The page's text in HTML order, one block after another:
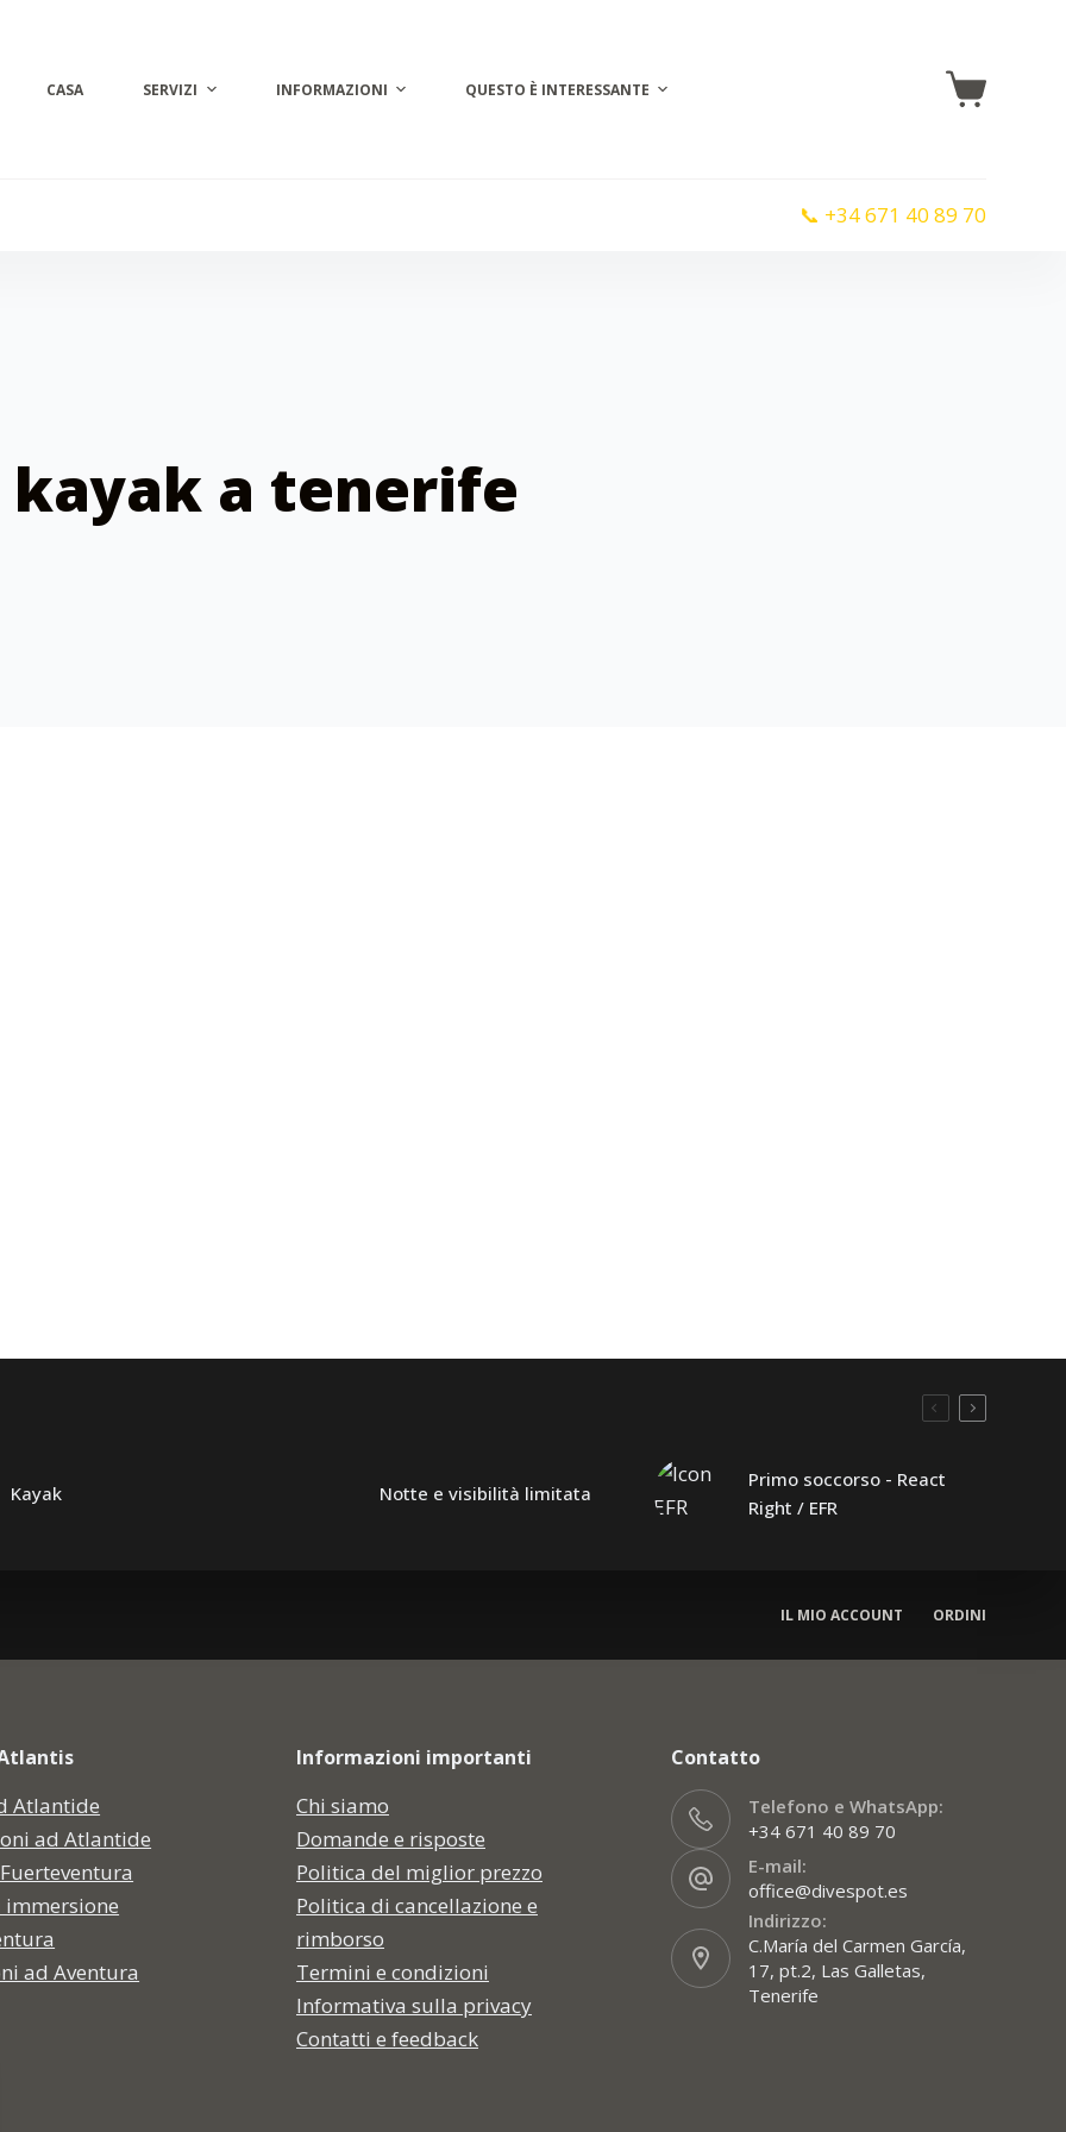
CASA SERVIZI INFORMAZIONI QUESTO È INTERESSANTE
📞 +34 671 40 89 70
kayak a tenerife
Kayak Notte e visibilità limitata
Primo soccorso - React
Right / EFR
IL MIO ACCOUNT ORDINI
Atlantide
ad Atlantide
immersione
ad Aventura
Informazioni importanti
Chi siamo
Domande e risposte
Politica del miglior prezzo
Politica di cancellazione e
rimborso
Termini e condizioni
Informativa sulla privacy
Contatti e feedback
Contatto
Telefono e WhatsApp:
+34 671 40 89 70
E-mail:
office@divespot.es
Indirizzo:
C.María del Carmen García,
17, pt.2, Las Galletas,
Tenerife